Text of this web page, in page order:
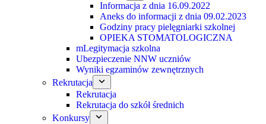
Informacja z dnia 16.09.2022
Aneks do informacji z dnia 09.02.2023
Godziny pracy pielęgniarki szkolnej
OPIEKA STOMATOLOGICZNA
mLegitymacja szkolna
Ubezpieczenie NNW uczniów
Wyniki egzaminów zewnętrznych
Rekrutacja
Rekrutacja
Rekrutacja do szkół średnich
Konkursy